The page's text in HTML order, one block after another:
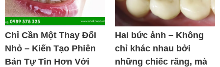
Chỉ Cần Một Thay Đổi
Nhỏ – Kiến Tạo Phiên
Bản Tự Tin Hơn Với
Hai bức ảnh – Không
chỉ khác nhau bởi
những chiếc răng, mà